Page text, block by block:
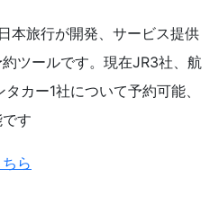
本旅行が開発、サービス提供
ツールです。現在JR3社、航
カー1社について予約可能、
す
ら